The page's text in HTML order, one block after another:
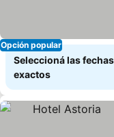
Opción popular
Seleccioná las
exactos